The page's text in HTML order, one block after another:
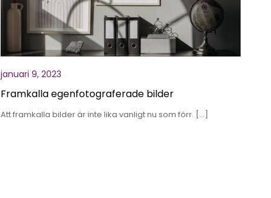
januari 9, 2023
Framkalla egenfotograferade bilder
Att framkalla bilder är inte lika vanligt nu som förr. […]